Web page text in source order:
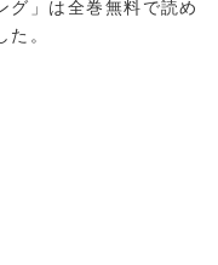
グ」は全巻無料で読め
。